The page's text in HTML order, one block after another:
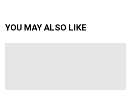
YOU MAY ALSO LIKE